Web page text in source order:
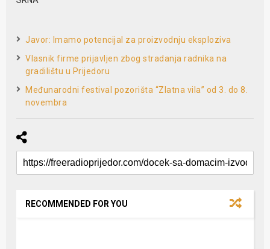
Javor: Imamo potencijal za proizvodnju eksploziva
Vlasnik firme prijavljen zbog stradanja radnika na
gradilištu u Prijedoru
Međunarodni festival pozorišta “Zlatna vila” od 3. do 8.
novembra
RECOMMENDED FOR YOU